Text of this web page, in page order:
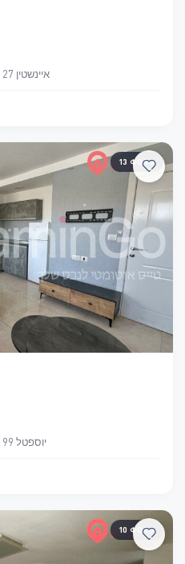
Кирьят-Ата, איינשטין 27 יחידה ימין קריית אתא
13 ФОТО
Кирьят-Ата, יוספטל 99 יח' שמאל קריית אתא
10 ФОТО